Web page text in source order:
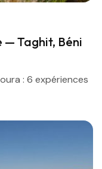
— Taghit, Béni
: 6 expériences